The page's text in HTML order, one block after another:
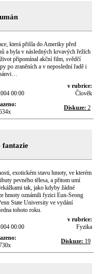
která přišla do Ameriky před
a byla v následných krvavých řežích
připomínal akční film, svědčí
po zraněních a v neposlední řadě i
00:00
v rubrice:
Člověk
Diskuze: 2
fantazie
exotickém stavu hmoty, ve kterém
pevného tělesa, a přitom umí
tak, jako kdyby žádné
hmoty oznámili fyzici Eun-Seong
State University ve vydání
tohoto roku.
00:00
v rubrice:
Fyzika
Diskuze: 19